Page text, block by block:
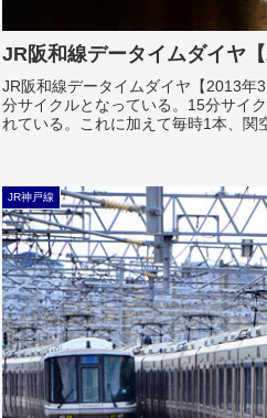
JR阪和線データイムダイヤ
JR阪和線データイムダイヤ【2013年
分サイクルとなっている。15分サイ
れている。これに加えて毎時1本、関
JR神戸線